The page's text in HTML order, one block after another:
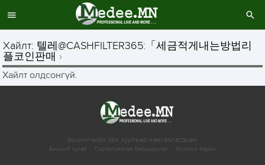
Хайлт: 텔레@CASHFILTER365:「세금적게내는방법리
플코인판매
Хайлт олдсонгүй.
Зохиогчийн эрх хуулиар хамгаалагдсан.
Бидний тухай Сурталчилгаа байршуулах Холбоо барих